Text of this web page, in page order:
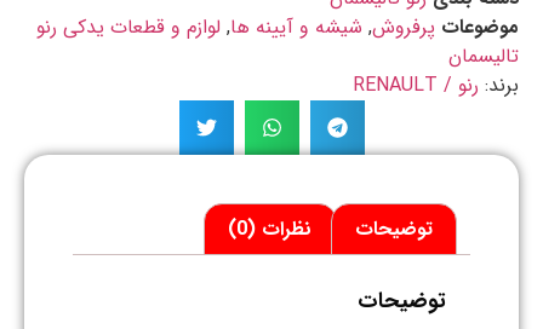
پرفروش,شیشه و آیینه ها,لوازم و قطعات یدکی رنو
رنو / RENAULT
توضیحات نظرات (0)
توضیحات